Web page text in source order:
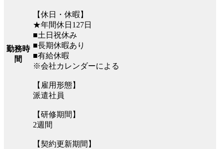
勤務時
間
【休日・休暇】
★年間休日127日
■土日祝休み
■長期休暇あり
■有給休暇
※会社カレンダーによる
【雇用形態】
派遣社員
【研修期間】
2週間
【契約更新期間】